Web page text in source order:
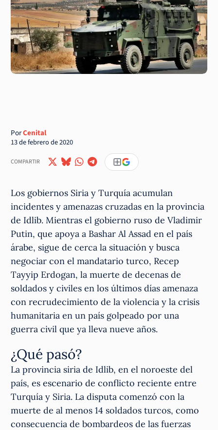
PorCenital
13 de febrero de 2020
COMPARTIR
Los gobiernos Siria y Turquía acumulan
incidentes y amenazas cruzadas en la provincia
de Idlib. Mientras el gobierno ruso de Vladimir
Putin, que apoya a Bashar Al Assad en el país
árabe, sigue de cerca la situación y busca
negociar con el mandatario turco, Recep
Tayyip Erdogan, la muerte de decenas de
soldados y civiles en los últimos días amenaza
con recrudecimiento de la violencia y la crisis
humanitaria en un país golpeado por una
guerra civil que ya lleva nueve años.
¿Qué pasó?
La provincia siria de Idlib, en el noroeste del
país, es escenario de conflicto reciente entre
Turquía y Siria. La disputa comenzó con la
muerte de al menos 14 soldados turcos, como
consecuencia de bombardeos de las fuerzas